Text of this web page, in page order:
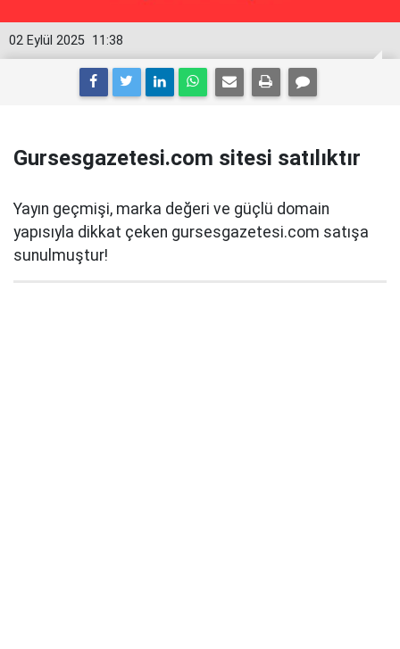
11:38
02 Eylül 2025
Gursesgazetesi.com sitesi satılıktır
Yayın geçmişi, marka değeri ve güçlü domain
yapısıyla dikkat çeken gursesgazetesi.com satışa
sunulmuştur!